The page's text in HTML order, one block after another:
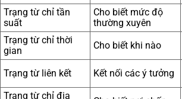
Trạng từ chỉ tần
suất
Cho biết mức độ
thường xuyên
Trạng từ chỉ thời
gian
Cho biết khi nào
Trạng từ liên kết
Kết nối các ý tưởng
Trạng từ chỉ địa